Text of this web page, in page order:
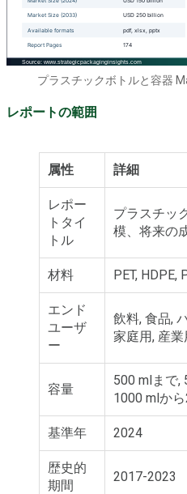
プラスチックボトルと容器
レポートの範囲
属性 詳細
レポー
トタイ
トル
プラスチッ
模、将来の
材料 PET, HDPE,
エンド
ユーザ
ー
飲料, 食品,
家庭用, 産業
容量
500 mlまで,
1000 mlか
基準年 2024
歴史的
期間
2017-2023